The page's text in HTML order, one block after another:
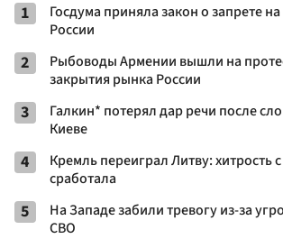
1
Госдума приняла закон о запрете
России
2
Рыбоводы Армении вышли на
закрытия рынка России
3
Галкин* потерял дар речи после
Киеве
4
Кремль переиграл Литву: хитрость
сработала
5
На Западе забили тревогу из-за
СВО